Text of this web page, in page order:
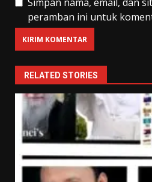
peramban ini untuk
RELATED STORIES